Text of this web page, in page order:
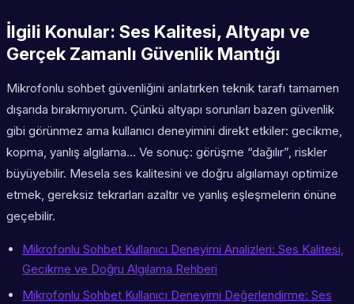
İlgili Konular: Ses Kalitesi, Altyapı ve
Gerçek Zamanlı Güvenlik Mantığı
Mikrofonlu sohbet güvenliğini anlatırken teknik tarafı tamamen
dışarıda bırakmıyorum. Çünkü altyapı sorunları bazen güvenlik
gibi görünmez ama kullanıcı deneyimini direkt etkiler: gecikme,
kopma, yanlış algılama… Ve sonuç: görüşme “dağılır”, riskler
büyüyebilir. Mesela ses kalitesini ve doğru algılamayı optimize
etmek, gereksiz tekrarları azaltır ve yanlış eşleşmelerin önüne
geçebilir.
Mikrofonlu Sohbet Kullanıcı Deneyimi Analizleri: Ses Kalitesi,
Gecikme ve Doğru Algılama Rehberi
Mikrofonlu Sohbet Kullanıcı Deneyimi Değerlendirme: Ses